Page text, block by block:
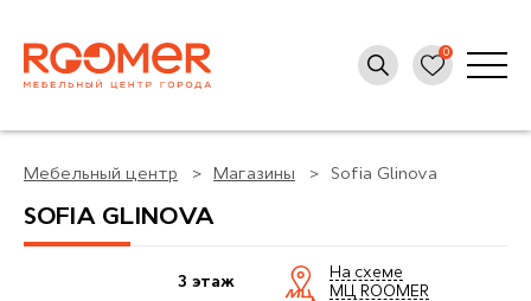
Мебельный центр Магазины Sofia Glinova
SOFIA GLINOVA
3 этаж
На схеме
МЦ ROOMER